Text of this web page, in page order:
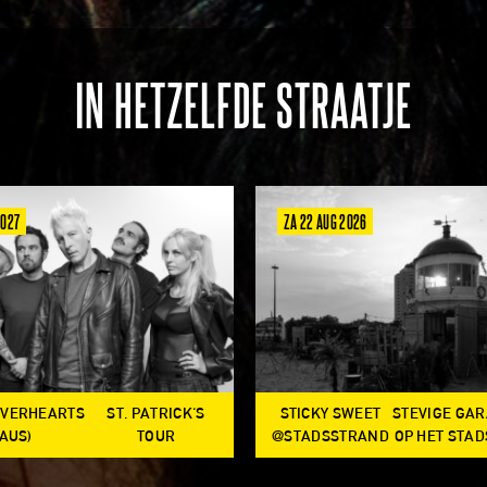
IN HETZELFDE STRAATJE
ST. PATRICK'S
TOUR
ZA 22 AUG 2026
STICKY SWEET
@STADSSTRAND
STEVIGE
OP HET